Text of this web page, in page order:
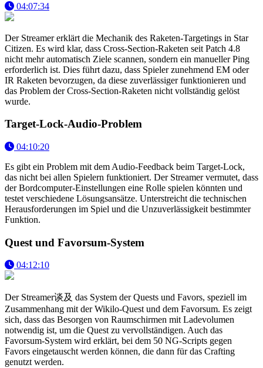
04:07:34
Der Streamer erklärt die Mechanik des Raketen-Targetings in Star
Citizen. Es wird klar, dass Cross-Section-Raketen seit Patch 4.8
nicht mehr automatisch Ziele scannen, sondern ein manueller Ping
erforderlich ist. Dies führt dazu, dass Spieler zunehmend EM oder
IR Raketen bevorzugen, da diese zuverlässiger funktionieren und
das Problem der Cross-Section-Raketen nicht vollständig gelöst
wurde.
Target-Lock-Audio-Problem
04:10:20
Es gibt ein Problem mit dem Audio-Feedback beim Target-Lock,
das nicht bei allen Spielern funktioniert. Der Streamer vermutet, dass
der Bordcomputer-Einstellungen eine Rolle spielen könnten und
testet verschiedene Lösungsansätze. Unterstreicht die technischen
Herausforderungen im Spiel und die Unzuverlässigkeit bestimmter
Funktion.
Quest und Favorsum-System
04:12:10
Der Streamer谈及 das System der Quests und Favors, speziell im
Zusammenhang mit der Wikilo-Quest und dem Favorsum. Es zeigt
sich, dass das Besorgen von Raumschirmen mit Ladevolumen
notwendig ist, um die Quest zu vervollständigen. Auch das
Favorsum-System wird erklärt, bei dem 50 NG-Scripts gegen
Favors eingetauscht werden können, die dann für das Crafting
genutzt werden.